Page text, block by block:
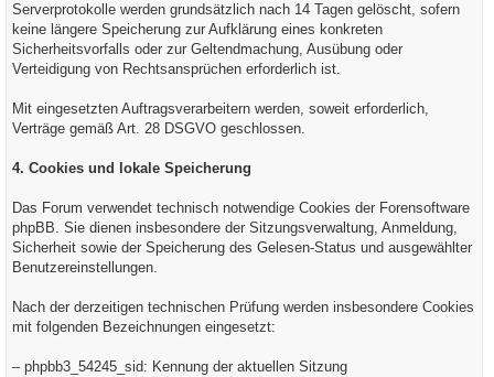
Serverprotokolle werden grundsätzlich nach 14 Tagen gelöscht, sofern
keine längere Speicherung zur Aufklärung eines konkreten
Sicherheitsvorfalls oder zur Geltendmachung, Ausübung oder
Verteidigung von Rechtsansprüchen erforderlich ist.
Mit eingesetzten Auftragsverarbeitern werden, soweit erforderlich,
Verträge gemäß Art. 28 DSGVO geschlossen.
4. Cookies und lokale Speicherung
Das Forum verwendet technisch notwendige Cookies der Forensoftware
phpBB. Sie dienen insbesondere der Sitzungsverwaltung, Anmeldung,
Sicherheit sowie der Speicherung des Gelesen-Status und ausgewählter
Benutzereinstellungen.
Nach der derzeitigen technischen Prüfung werden insbesondere Cookies
mit folgenden Bezeichnungen eingesetzt:
– phpbb3_54245_sid: Kennung der aktuellen Sitzung